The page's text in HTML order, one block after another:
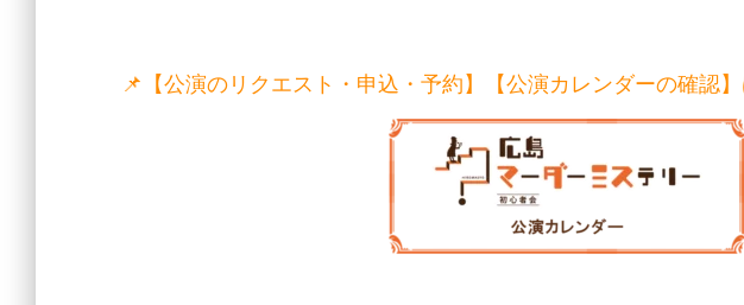
📌【公演のリクエスト・申込・予約】【公演カレンダーの確認】